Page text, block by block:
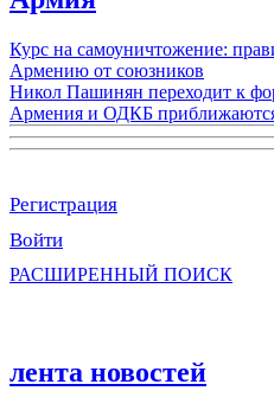
Курс на самоуничтожение:
Армению от союзников
Никол Пашинян переходит к
Армения и ОДКБ приближаются
Регистрация
Войти
РАСШИРЕННЫЙ ПОИСК
лента новостей